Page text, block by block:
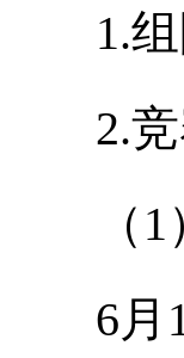
1.组队
2.竞
（1）
6月